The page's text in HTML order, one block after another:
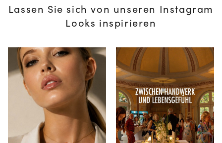
Lassen Sie sich von unseren Instagram
Looks inspirieren